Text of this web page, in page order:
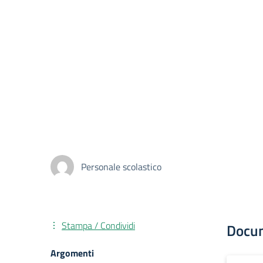
Personale scolastico
Stampa / Condividi
Argomenti